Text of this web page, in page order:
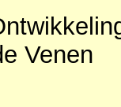
Venen